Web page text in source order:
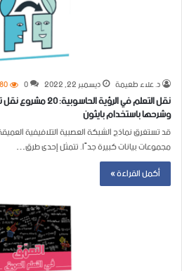
د. علاء طعيمة ديسمبر 22, 2022 0
نقل التعلم في
وشرحها باستخدام بايثون
قد تستغرق نماذج الشبكة العصبية التلافيفية
مجموعات بيانات كبيرة جدًا. تتمثل إحدى طرق…
أكمل القراءة »